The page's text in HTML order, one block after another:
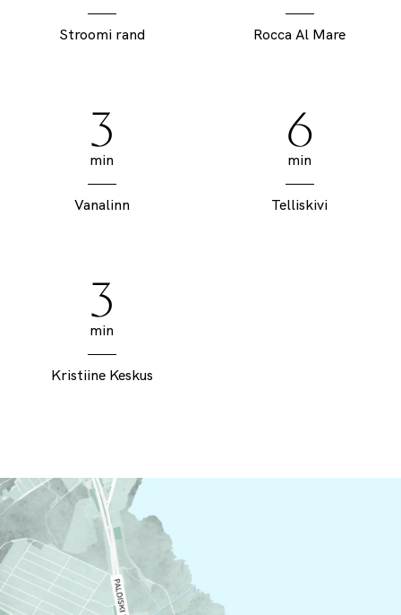
Stroomi rand Rocca Al Mare
3
min
Vanalinn
6
min
Telliskivi
3
min
Kristiine Keskus